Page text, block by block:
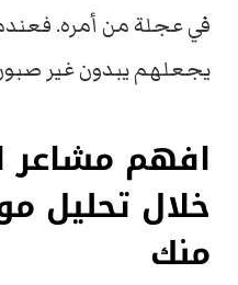
في عجلة من أمره.
يجعلهم يبدون غير
افهم
خلال تحليل
منك